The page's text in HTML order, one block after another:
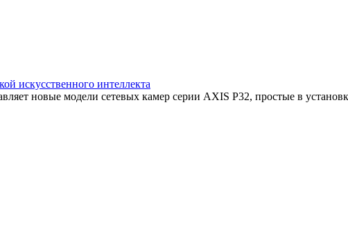
искусственного интеллекта
новые модели сетевых камер серии AXIS P32, простые в